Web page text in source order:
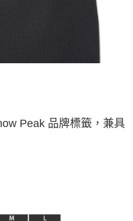
Peak 品牌標籤，兼具